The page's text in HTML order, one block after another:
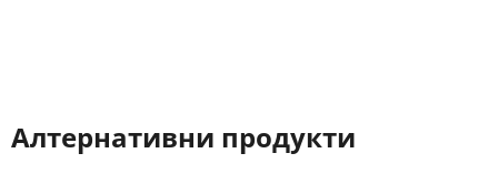
Алтернативни продукти